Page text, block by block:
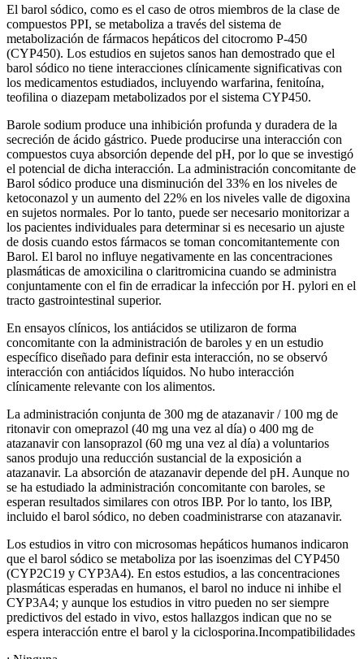
El barol sódico, como es el caso de otros miembros de la clase de
compuestos PPI, se metaboliza a través del sistema de
metabolización de fármacos hepáticos del citocromo P-450
(CYP450). Los estudios en sujetos sanos han demostrado que el
barol sódico no tiene interacciones clínicamente significativas con
los medicamentos estudiados, incluyendo warfarina, fenitoína,
teofilina o diazepam metabolizados por el sistema CYP450.
Barole sodium produce una inhibición profunda y duradera de la
secreción de ácido gástrico. Puede producirse una interacción con
compuestos cuya absorción depende del pH, por lo que se investigó
el potencial de dicha interacción. La administración concomitante de
Barol sódico produce una disminución del 33% en los niveles de
ketoconazol y un aumento del 22% en los niveles valle de digoxina
en sujetos normales. Por lo tanto, puede ser necesario monitorizar a
los pacientes individuales para determinar si es necesario un ajuste
de dosis cuando estos fármacos se toman concomitantemente con
Barol. El barol no influye negativamente en las concentraciones
plasmáticas de amoxicilina o claritromicina cuando se administra
conjuntamente con el fin de erradicar la infección por H. pylori en el
tracto gastrointestinal superior.
En ensayos clínicos, los antiácidos se utilizaron de forma
concomitante con la administración de baroles y en un estudio
específico diseñado para definir esta interacción, no se observó
interacción con antiácidos líquidos. No hubo interacción
clínicamente relevante con los alimentos.
La administración conjunta de 300 mg de atazanavir / 100 mg de
ritonavir con omeprazol (40 mg una vez al día) o 400 mg de
atazanavir con lansoprazol (60 mg una vez al día) a voluntarios
sanos produjo una reducción sustancial de la exposición a
atazanavir. La absorción de atazanavir depende del pH. Aunque no
se ha estudiado la administración concomitante con baroles, se
esperan resultados similares con otros IBP. Por lo tanto, los IBP,
incluido el barol sódico, no deben coadministrarse con atazanavir.
Los estudios in vitro con microsomas hepáticos humanos indicaron
que el barol sódico se metaboliza por las isoenzimas del CYP450
(CYP2C19 y CYP3A4). En estos estudios, a las concentraciones
plasmáticas esperadas en humanos, el barol no induce ni inhibe el
CYP3A4; y aunque los estudios in vitro pueden no ser siempre
predictivos del estado in vivo, estos hallazgos indican que no se
espera interacción entre el barol y la ciclosporina.Incompatibilidades